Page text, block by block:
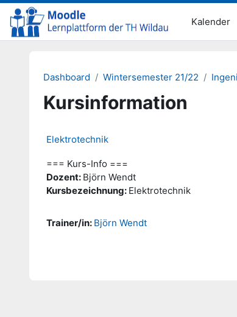
Zum Hauptinhalt
Kalender
Dashboard Wintersemester 21/22
Kursinformation
Elektrotechnik
=== Kurs-Info ===
Dozent: Björn Wendt
Kursbezeichnung: Elektrotechnik
Trainer/in: Björn Wendt